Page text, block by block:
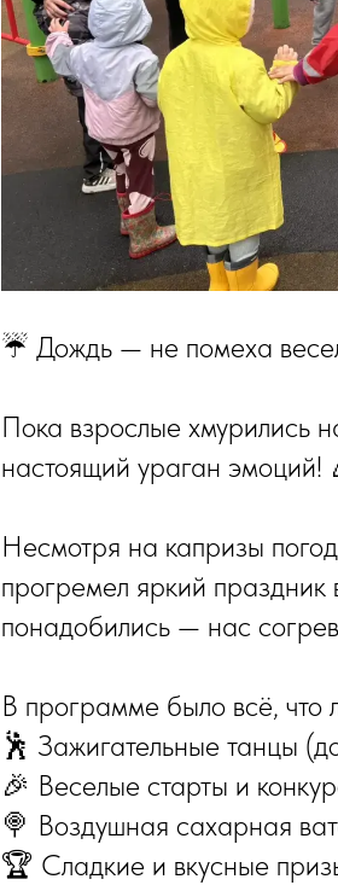
☔️ Дождь — не помеха
Пока взрослые хмурились
настоящий ураган эмоций!
Несмотря на капризы
прогремел яркий праздник
понадобились — нас
В программе было всё, что
🕺 Зажигательные танцы
🎉 Веселые старты и
🍭 Воздушная сахарная
🏆 Сладкие и вкусные